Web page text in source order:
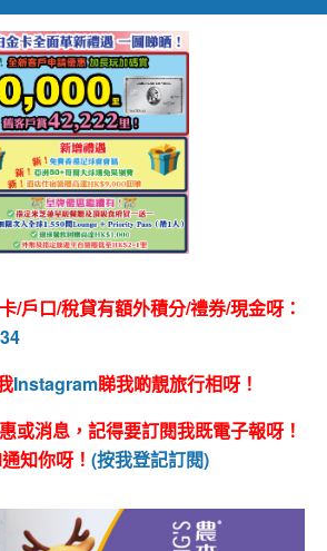
/戶口/稅貸有額外積分/禮券/現金呀：
Instagram睇我啲靚旅行相呀！
或消息，記得要訂閱我既電子報呀！
知你呀！ (按我登記訂閱)